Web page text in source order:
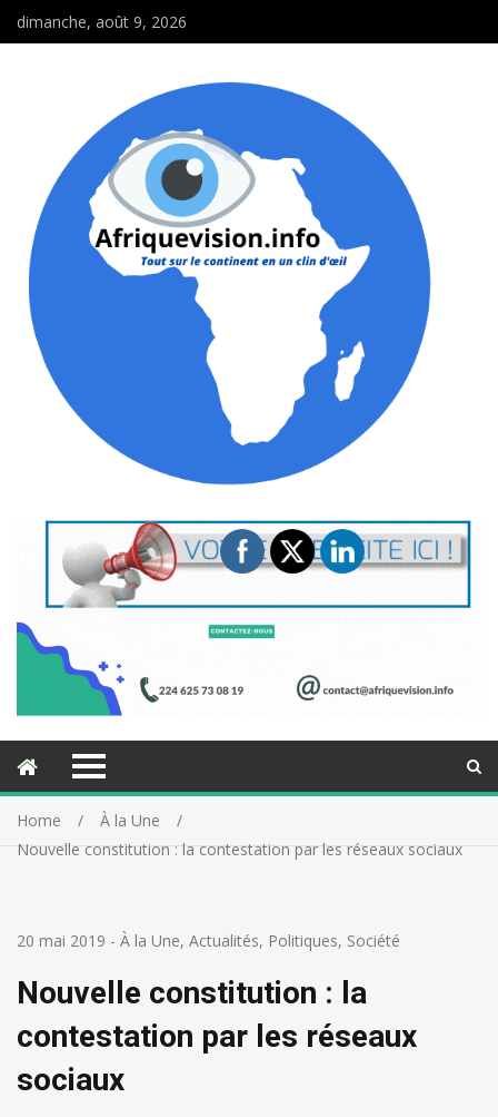
dimanche, août 9, 2026
Home
À la Une
Nouvelle constitution : la contestation par les réseaux sociaux
20 mai 2019 - À la Une, Actualités, Politiques, Société
Nouvelle constitution : la
contestation par les réseaux
sociaux